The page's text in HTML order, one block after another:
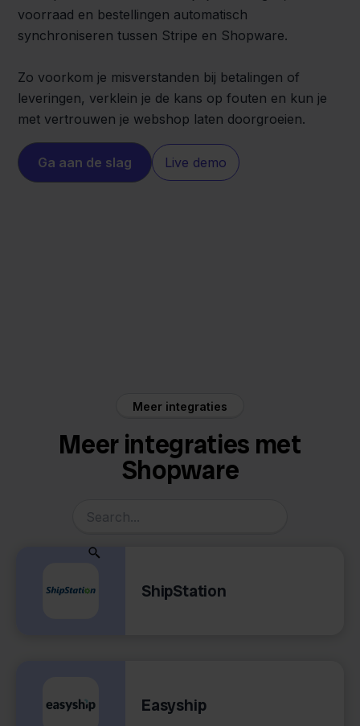
voorraad en bestellingen automatisch
synchroniseren tussen Stripe en Shopware.
Zo voorkom je misverstanden bij betalingen of
leveringen, verklein je de kans op fouten en kun je
met vertrouwen je webshop laten doorgroeien.
Ga aan de slag Live demo
Meer integraties
Meer integraties met
Shopware
ShipStation
Easyship